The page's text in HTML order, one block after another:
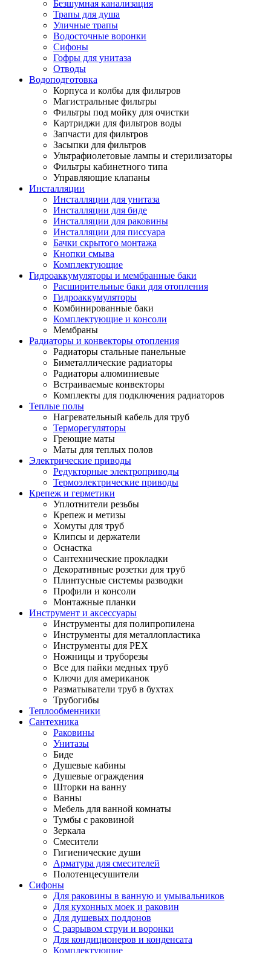
Безшумная канализация
Трапы для душа
Уличные трапы
Водосточные воронки
Сифоны
Гофры для унитаза
Отводы
Водоподготовка
Корпуса и колбы для фильтров
Магистральные фильтры
Фильтры под мойку для очистки
Картриджи для фильтров воды
Запчасти для фильтров
Засыпки для фильтров
Ультрафиолетовые лампы и стерилизаторы
Фильтры кабинетного типа
Управляющие клапаны
Инсталляции
Инсталляции для унитаза
Инсталляции для биде
Инсталляции для раковины
Инсталляции для писсуара
Бачки скрытого монтажа
Кнопки смыва
Комплектующие
Гидроаккумуляторы и мембранные баки
Расширительные баки для отопления
Гидроаккумуляторы
Комбинированные баки
Комплектующие и консоли
Мембраны
Радиаторы и конвекторы отопления
Радиаторы стальные панельные
Биметаллические радиаторы
Радиаторы алюминиевые
Встраиваемые конвекторы
Комплекты для подключения радиаторов
Теплые полы
Нагревательный кабель для труб
Терморегуляторы
Греющие маты
Маты для теплых полов
Электрические приводы
Редукторные электроприводы
Термоэлектрические приводы
Крепеж и герметики
Уплотнители резьбы
Крепеж и метизы
Хомуты для труб
Клипсы и держатели
Оснастка
Сантехнические прокладки
Декоративные розетки для труб
Плинтусные системы разводки
Профили и консоли
Монтажные планки
Инструмент и аксессуары
Инструменты для полипропилена
Инструменты для металлопластика
Инструменты для PEX
Ножницы и труборезы
Все для пайки медных труб
Ключи для американок
Разматыватели труб в бухтах
Трубогибы
Теплообменники
Сантехника
Раковины
Унитазы
Биде
Душевые кабины
Душевые ограждения
Шторки на ванну
Ванны
Мебель для ванной комнаты
Тумбы с раковиной
Зеркала
Смесители
Гигиенические души
Арматура для смесителей
Полотенцесушители
Сифоны
Для раковины в ванную и умывальников
Для кухонных моек и раковин
Для душевых поддонов
С разрывом струи и воронки
Для кондиционеров и конденсата
Комплектующие